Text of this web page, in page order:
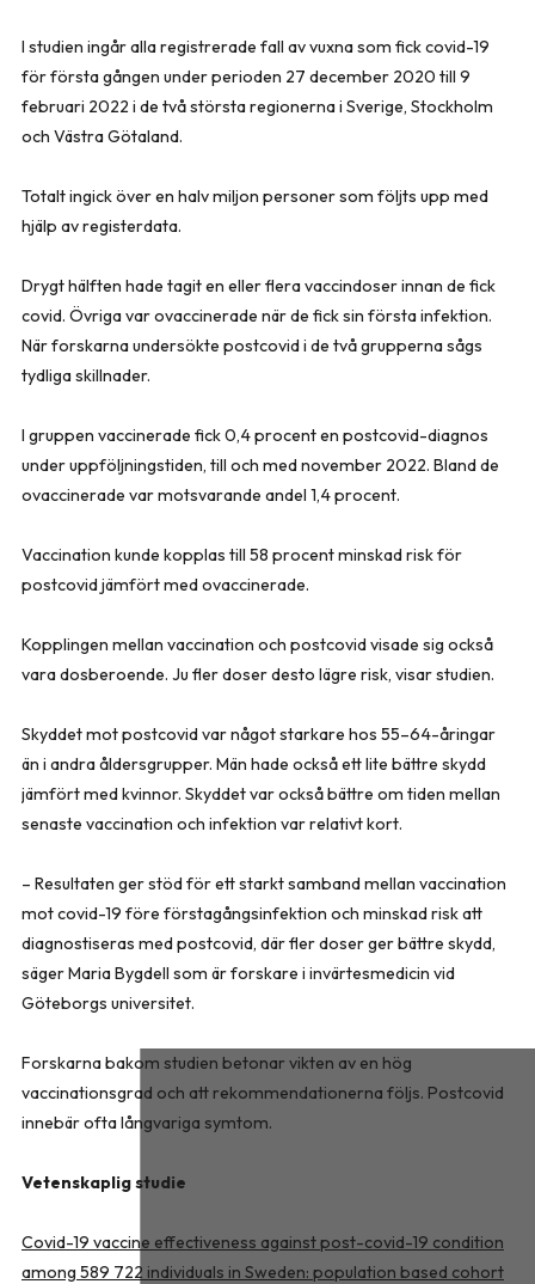
I studien ingår alla registrerade fall av vuxna som fick covid-19
för första gången under perioden 27 december 2020 till 9
februari 2022 i de två största regionerna i Sverige, Stockholm
och Västra Götaland.
Totalt ingick över en halv miljon personer som följts upp med
hjälp av registerdata.
Drygt hälften hade tagit en eller flera vaccindoser innan de fick
covid. Övriga var ovaccinerade när de fick sin första infektion.
När forskarna undersökte postcovid i de två grupperna sågs
tydliga skillnader.
I gruppen vaccinerade fick 0,4 procent en postcovid-diagnos
under uppföljningstiden, till och med november 2022. Bland de
ovaccinerade var motsvarande andel 1,4 procent.
Vaccination kunde kopplas till 58 procent minskad risk för
postcovid jämfört med ovaccinerade.
Kopplingen mellan vaccination och postcovid visade sig också
vara dosberoende. Ju fler doser desto lägre risk, visar studien.
Skyddet mot postcovid var något starkare hos 55–64-åringar
än i andra åldersgrupper. Män hade också ett lite bättre skydd
jämfört med kvinnor. Skyddet var också bättre om tiden mellan
senaste vaccination och infektion var relativt kort.
– Resultaten ger stöd för ett starkt samband mellan vaccination
mot covid-19 före förstagångsinfektion och minskad risk att
diagnostiseras med postcovid, där fler doser ger bättre skydd,
säger Maria Bygdell som är forskare i invärtesmedicin vid
Göteborgs universitet.
Forskarna bakom studien betonar vikten av en hög
vaccinationsgrad och att rekommendationerna följs. Postcovid
innebär ofta långvariga symtom.
Vetenskaplig studie
Covid-19 vaccine effectiveness against post-covid-19 condition
among 589 722 individuals in Sweden: population based cohort